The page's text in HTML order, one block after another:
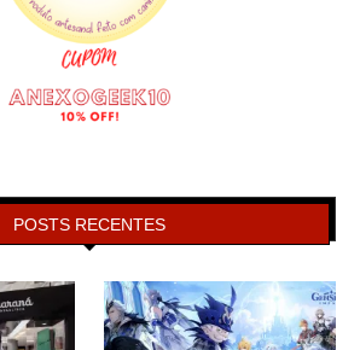
POSTS RECENTES